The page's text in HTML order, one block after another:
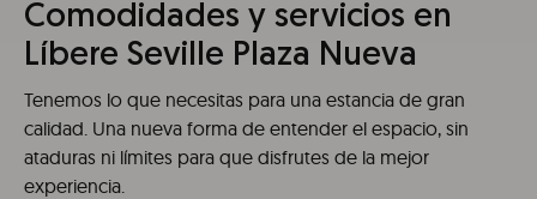
Comodidades y servicios en
Líbere Seville Plaza Nueva
Tenemos lo que necesitas para una estancia de gran
calidad. Una nueva forma de entender el espacio, sin
ataduras ni límites para que disfrutes de la mejor
experiencia.